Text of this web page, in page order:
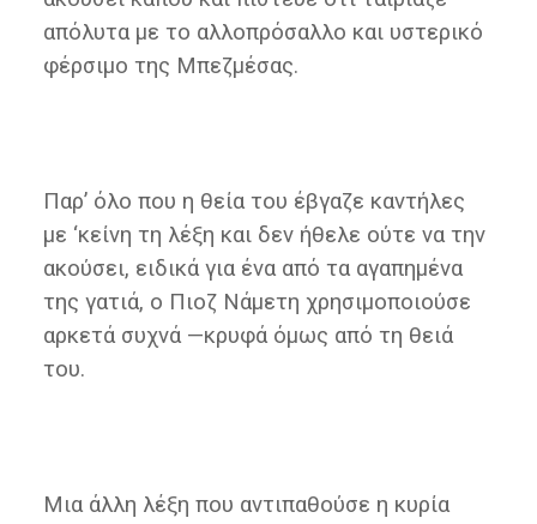
απόλυτα με το αλλοπρόσαλλο και υστερικό
φέρσιμο της Μπεζμέσας.
Παρ’ όλο που η θεία του έβγαζε καντήλες
με ‘κείνη τη λέξη και δεν ήθελε ούτε να την
ακούσει, ειδικά για ένα από τα αγαπημένα
της γατιά, ο Πιοζ Νάμετη χρησιμοποιούσε
αρκετά συχνά —κρυφά όμως από τη θειά
του.
Μια άλλη λέξη που αντιπαθούσε η κυρία